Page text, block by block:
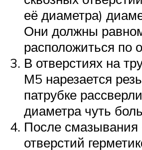
её диаметра)
Они должны
расположиться по
В отверстиях на
М5 нарезается
патрубке
диаметра чуть
После смазывания
отверстий